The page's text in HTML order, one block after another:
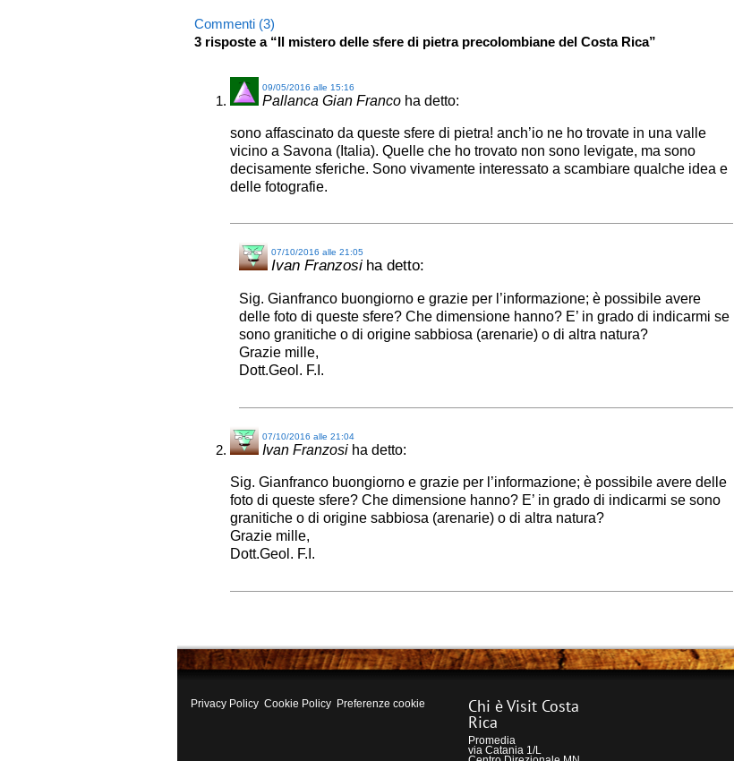
Commenti (3)
3 risposte a “Il mistero delle sfere di pietra precolombiane del Costa Rica”
Pallanca Gian Franco ha detto:
09/05/2016 alle 15:16
sono affascinato da queste sfere di pietra! anch’io ne ho trovate in una valle
vicino a Savona (Italia). Quelle che ho trovato non sono levigate, ma sono
decisamente sferiche. Sono vivamente interessato a scambiare qualche idea e
delle fotografie.
Ivan Franzosi ha detto:
07/10/2016 alle 21:05
Sig. Gianfranco buongiorno e grazie per l’informazione; è possibile avere
delle foto di queste sfere? Che dimensione hanno? E’ in grado di indicarmi se
sono granitiche o di origine sabbiosa (arenarie) o di altra natura?
Grazie mille,
Dott.Geol. F.I.
Ivan Franzosi ha detto:
07/10/2016 alle 21:04
Sig. Gianfranco buongiorno e grazie per l’informazione; è possibile avere delle
foto di queste sfere? Che dimensione hanno? E’ in grado di indicarmi se sono
granitiche o di origine sabbiosa (arenarie) o di altra natura?
Grazie mille,
Dott.Geol. F.I.
Privacy Policy Cookie Policy Preferenze cookie Chi è Visit Costa
Rica
Promedia
via Catania 1/L